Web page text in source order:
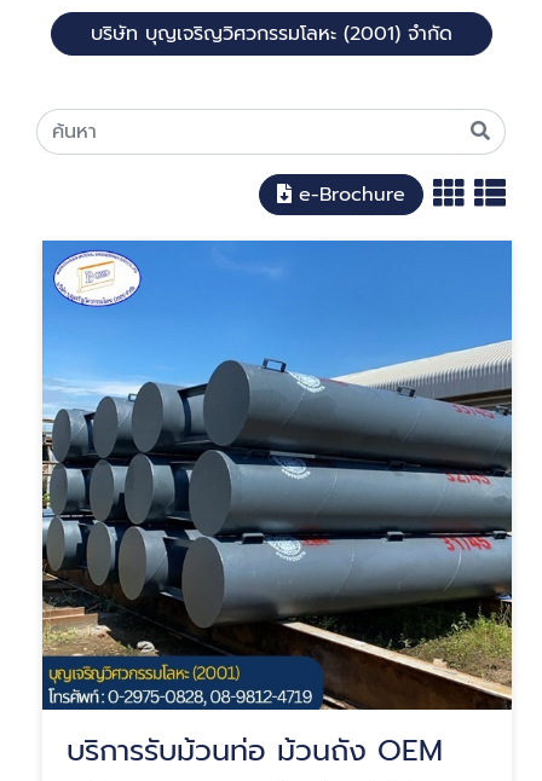
บริษัท บุญเจริญวิศวกรรมโลหะ (2001) จำกัด
e-Brochure
บริการรับม้วนท่อ ม้วนถัง OEM